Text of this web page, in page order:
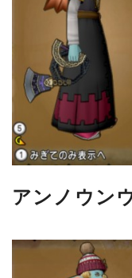
アンノウン